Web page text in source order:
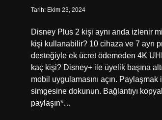
Tarih: Ekim 23, 2024
Disney Plus 2 kişi aynı anda izlenir
kişi kullanabilir? 10 cihaza ve 7 ayrı
desteğiyle ek ücret ödemeden 4K
kaç kişi? Disney+ ile üyelik başına
mobil uygulamasını açın.
simgesine dokunun. Bağlantıyı
paylaşın*…